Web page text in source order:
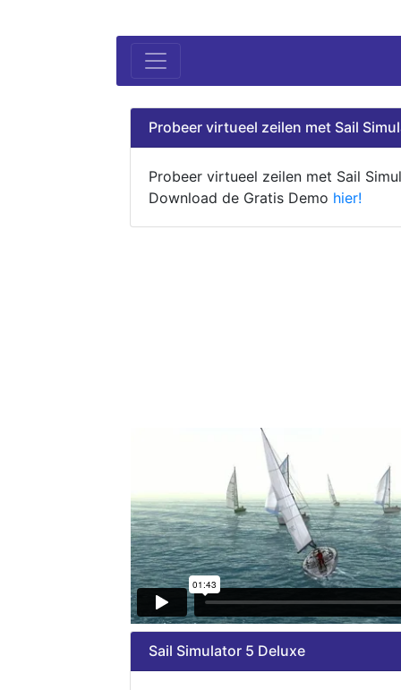
Probeer virtueel zeilen met Sail
Probeer virtueel zeilen met Sail
Download de Gratis Demo hier!
Sail Simulator 5 Deluxe